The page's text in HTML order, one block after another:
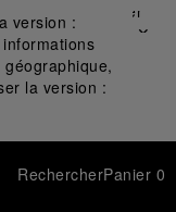
version :
la version :
Fermer
✕
RechercherPanier 0